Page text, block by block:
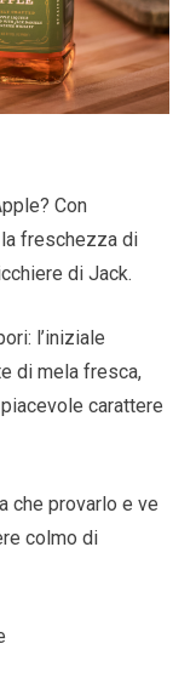
Con
freschezza di
di Jack.
l’iniziale
di mela fresca,
carattere
che provarlo e ve
colmo di